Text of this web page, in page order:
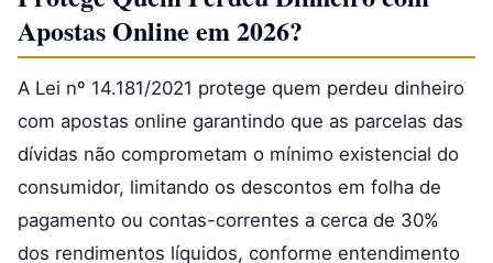
Apostas Online em 2026?
A Lei nº 14.181/2021 protege quem perdeu dinheiro
com apostas online garantindo que as parcelas das
dívidas não comprometam o mínimo existencial do
consumidor, limitando os descontos em folha de
pagamento ou contas-correntes a cerca de 30%
dos rendimentos líquidos, conforme entendimento